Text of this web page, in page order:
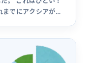
でにアクシアが出